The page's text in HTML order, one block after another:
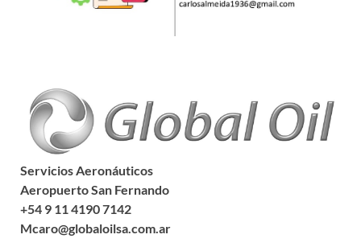
Servicios Aeronáuticos
Aeropuerto San Fernando
+54 9 11 4190 7142
Mcaro@globaloilsa.com.ar